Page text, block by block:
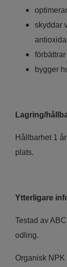
skyddar
bygger
Lagring/
Hållbarhet 1
plats.
Ytterligare
Testad av
odling.
Organisk